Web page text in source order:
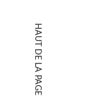
HAUT DE LA PAGE